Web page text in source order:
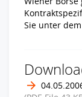
Sie unter